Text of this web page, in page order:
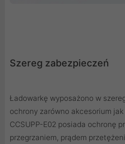
Szereg zabezpieczeń
Ładowarkę wyposażono w
ochrony zarówno akcesorium
CCSUPP-E02 posiada ochronę
przegrzaniem, prądem